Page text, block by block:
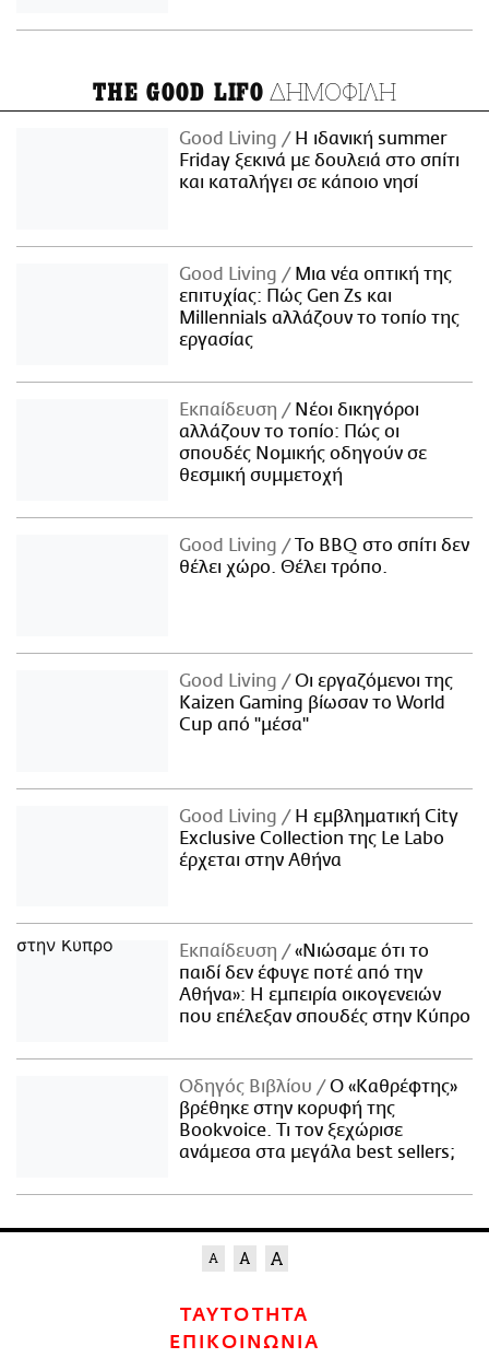
THE GOOD LIFO ΔΗΜΟΦΙΛΗ
Good Living
Η ιδανική summer
Friday ξεκινά με δουλειά στο σπίτι
και καταλήγει σε κάποιο νησί
Good Living
Μια νέα οπτική της
επιτυχίας: Πώς Gen Zs και
Millennials αλλάζουν το τοπίο της
εργασίας
Εκπαίδευση
Νέοι δικηγόροι
αλλάζουν το τοπίο: Πώς οι
σπουδές Νομικής οδηγούν σε
θεσμική συμμετοχή
Good Living
Το BBQ στο σπίτι δεν
θέλει χώρο. Θέλει τρόπο.
Good Living
Οι εργαζόμενοι της
Kaizen Gaming βίωσαν το World
Cup από "μέσα"
Good Living
Η εμβληματική City
Exclusive Collection της Le Labo
έρχεται στην Αθήνα
Εκπαίδευση
«Νιώσαμε ότι το
παιδί δεν έφυγε ποτέ από την
Αθήνα»: Η εμπειρία οικογενειών
που επέλεξαν σπουδές στην Κύπρο
Οδηγός Βιβλίου
Ο «Καθρέφτης»
βρέθηκε στην κορυφή της
Bookvoice. Τι τον ξεχώρισε
ανάμεσα στα μεγάλα best sellers;
ΤΑΥΤΟΤΗΤΑ
ΕΠΙΚΟΙΝΩΝΙΑ